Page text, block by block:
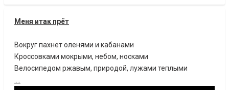
Меня итак прёт
Вокруг пахнет оленями и кабанами
Кроссовками мокрыми, небом, носками
Велосипедом ржавым, природой, лужами теплыми